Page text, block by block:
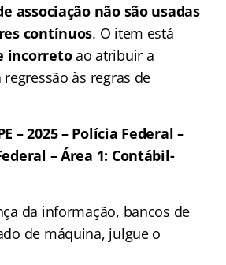
associação não são usadas
contínuos. O item está
incorretoao atribuir a
às regras de
– 2025 – Polícia Federal –
– Área 1: Contábil-
da informação, bancos de
de máquina, julgue o